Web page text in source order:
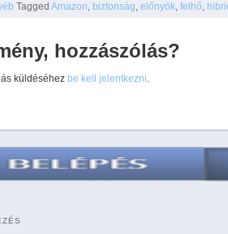
Tagged Amazon, biztonság, előnyök, felhő,
hozzászólás?
küldéséhez be kell jelentkezni.